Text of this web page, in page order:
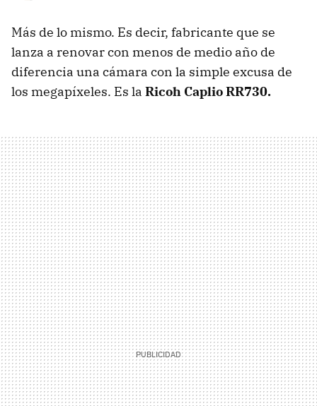
Más de lo mismo. Es decir, fabricante que se
lanza a renovar con menos de medio año de
diferencia una cámara con la simple excusa de
los megapíxeles. Es la Ricoh Caplio RR730.